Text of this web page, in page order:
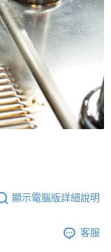
顯示電腦版詳細說明
客服